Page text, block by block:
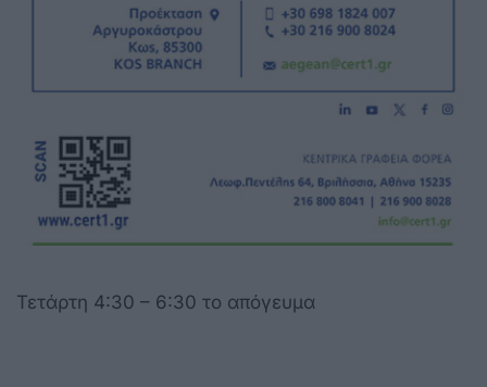
Τετάρτη 4:30 – 6:30 το απόγευμα